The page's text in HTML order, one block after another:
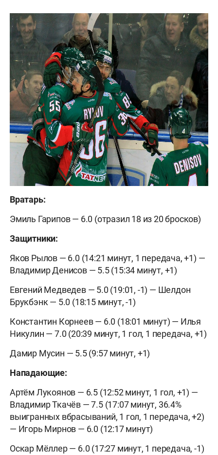
Вратарь:
Эмиль Гарипов — 6.0 (отразил 18 из 20 бросков)
Защитники:
Яков Рылов — 6.0 (14:21 минут, 1 передача, +1) —
Владимир Денисов — 5.5 (15:34 минут, +1)
Евгений Медведев — 5.0 (19:01, -1) — Шелдон
Брукбэнк — 5.0 (18:15 минут, -1)
Константин Корнеев — 6.0 (18:01 минут) — Илья
Никулин — 7.0 (20:39 минут, 1 гол, 1 передача, +1)
Дамир Мусин — 5.5 (9:57 минут, +1)
Нападающие:
Артём Лукоянов — 6.5 (12:52 минут, 1 гол, +1) —
Владимир Ткачёв — 7.5 (17:07 минут, 36.4%
выигранных вбрасываний, 1 гол, 1 передача, +2)
— Игорь Мирнов — 6.0 (12:17 минут)
Оскар Мёллер — 6.0 (17:27 минут, 1 передача, -1)